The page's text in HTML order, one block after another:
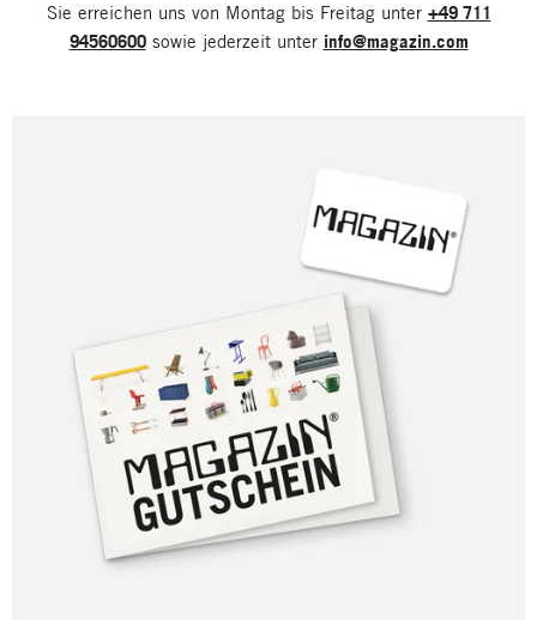
Sie erreichen uns von Montag bis Freitag unter +49 711
94560600sowie jederzeit unter info@magazin.com